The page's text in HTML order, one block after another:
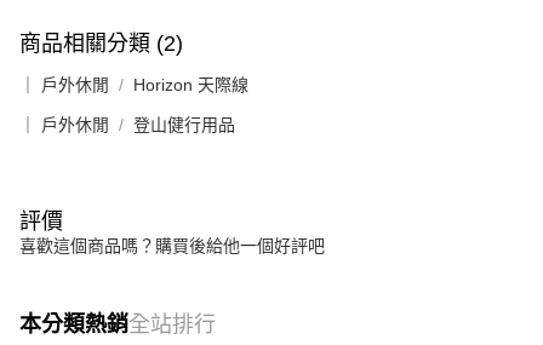
商品相關分類 (2)
｜ 戶外休閒 Horizon 天際線
｜ 戶外休閒 登山健行用品
評價
喜歡這個商品嗎？購買後給他一個好評吧
本分類熱銷全站排行